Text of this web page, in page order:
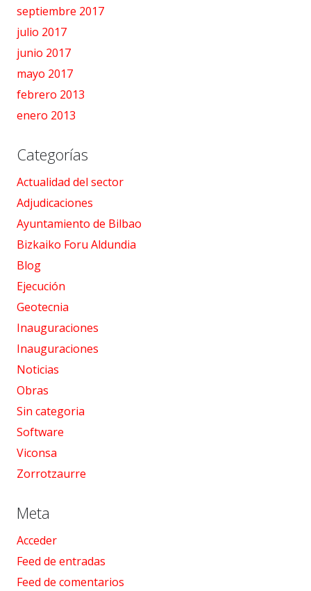
septiembre 2017
julio 2017
junio 2017
mayo 2017
febrero 2013
enero 2013
Categorías
Actualidad del sector
Adjudicaciones
Ayuntamiento de Bilbao
Bizkaiko Foru Aldundia
Blog
Ejecución
Geotecnia
Inauguraciones
Inauguraciones
Noticias
Obras
Sin categoria
Software
Viconsa
Zorrotzaurre
Meta
Acceder
Feed de entradas
Feed de comentarios